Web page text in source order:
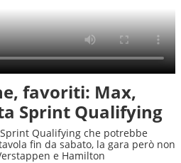
favoriti: Max,
Sprint Qualifying
Qualifying che potrebbe
fin da sabato, la gara però non
e Hamilton